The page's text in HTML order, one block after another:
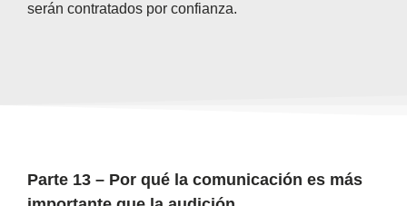
serán contratados por confianza.
Parte 13 – Por qué la comunicación es más